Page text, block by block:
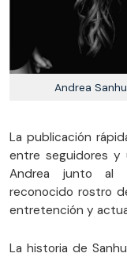
Andrea
La publicación
entre seguidores y
Andrea junto al
reconocido rostro
entretención y
La historia de